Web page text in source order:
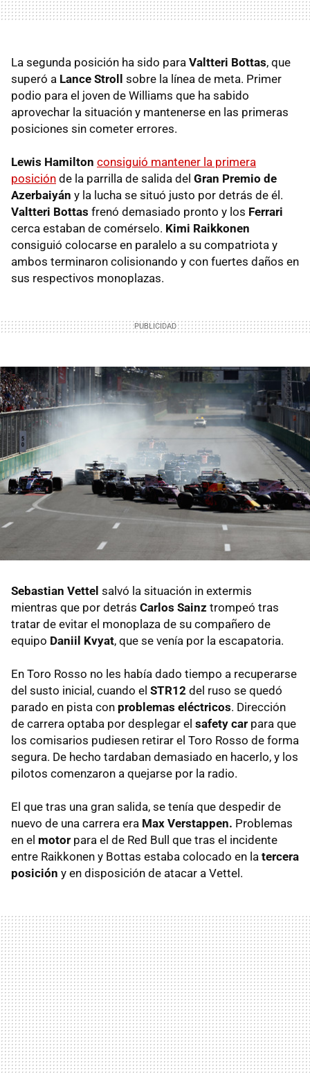
La segunda posición ha sido para Valtteri Bottas, que
superó a Lance Stroll sobre la línea de meta. Primer
podio para el joven de Williams que ha sabido
aprovechar la situación y mantenerse en las primeras
posiciones sin cometer errores.
Lewis Hamilton consiguió mantener la primera
posición de la parrilla de salida del Gran Premio de
Azerbaiyán y la lucha se situó justo por detrás de él.
Valtteri Bottas frenó demasiado pronto y los Ferrari
cerca estaban de comérselo. Kimi Raikkonen
consiguió colocarse en paralelo a su compatriota y
ambos terminaron colisionando y con fuertes daños en
sus respectivos monoplazas.
Sebastian Vettel salvó la situación in extermis
mientras que por detrás Carlos Sainz trompeó tras
tratar de evitar el monoplaza de su compañero de
equipo Daniil Kvyat, que se venía por la escapatoria.
En Toro Rosso no les había dado tiempo a recuperarse
del susto inicial, cuando el STR12 del ruso se quedó
parado en pista con problemas eléctricos. Dirección
de carrera optaba por desplegar el safety car para que
los comisarios pudiesen retirar el Toro Rosso de forma
segura. De hecho tardaban demasiado en hacerlo, y los
pilotos comenzaron a quejarse por la radio.
El que tras una gran salida, se tenía que despedir de
nuevo de una carrera era Max Verstappen. Problemas
en el motor para el de Red Bull que tras el incidente
entre Raikkonen y Bottas estaba colocado en la tercera
posición y en disposición de atacar a Vettel.